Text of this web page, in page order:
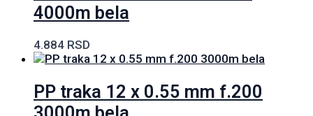
4000m bela
4.884 RSD
PP traka 12 x 0.55 mm f.200